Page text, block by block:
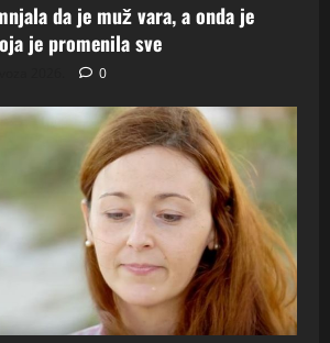
da je muž vara, a onda je
je promenila sve
0